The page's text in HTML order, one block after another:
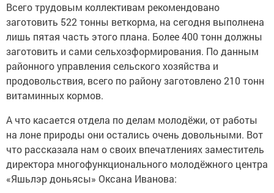
Всего трудовым коллективам рекомендовано
заготовить 522 тонны веткорма, на сегодня выполнена
лишь пятая часть этого плана. Более 400 тонн должны
заготовить и сами сельхозформирования. По данным
районного управления сельского хозяйства и
продовольствия, всего по району заготовлено 210 тонн
витаминных кормов.
А что касается отдела по делам молодёжи, от работы
на лоне природы они остались очень довольными. Вот
что рассказала нам о своих впечатлениях заместитель
директора многофункционального молодёжного центра
«Яшьлэр доньясы» Оксана Иванова: